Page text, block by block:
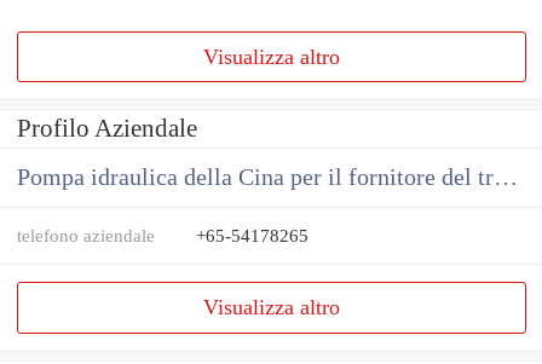
Visualizza altro
Profilo Aziendale
Pompa idraulica della Cina per il fornitore del trattore
telefono aziendale +65-54178265
Visualizza altro